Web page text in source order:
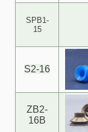
SPB1-
15
S2-16
ZB2-
16B